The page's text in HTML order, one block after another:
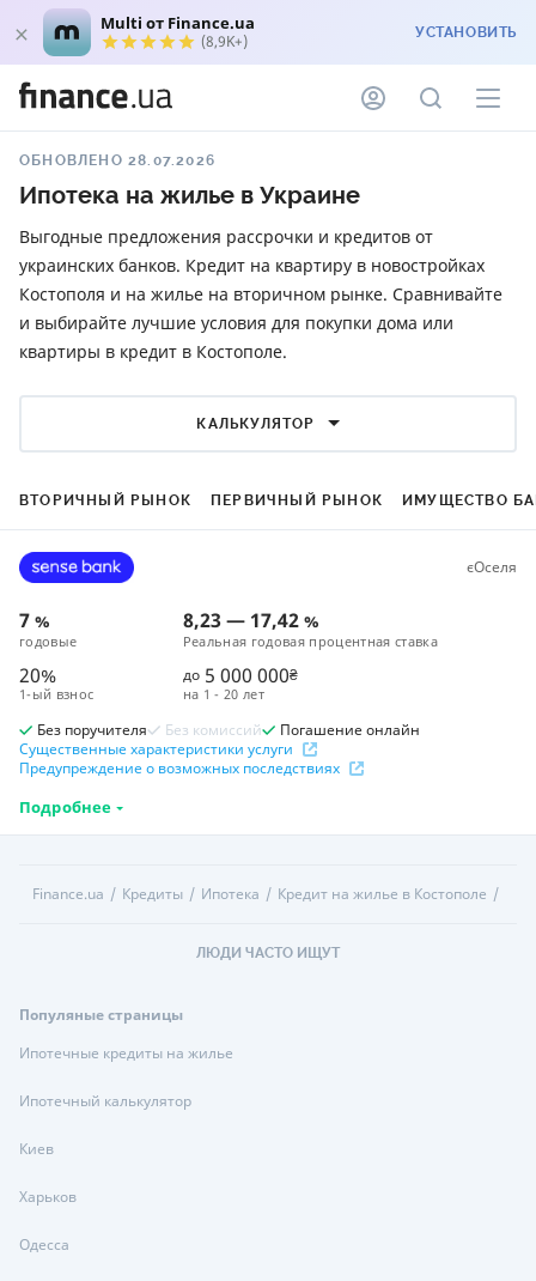
Multi от Finance.ua
(8,9K+) УСТАНОВИТЬ
ОБНОВЛЕНО 28.07.2026
Ипотека на жилье в Украине
Выгодные предложения рассрочки и кредитов от
украинских банков. Кредит на квартиру в новостройках
Костополя и на жилье на вторичном рынке. Сравнивайте
и выбирайте лучшие условия для покупки дома или
квартиры в кредит в Костополе.
КАЛЬКУЛЯТОР
ВТОРИЧНЫЙ РЫНОК ПЕРВИЧНЫЙ РЫНОК ИМУЩЕСТВО
єОселя
7 %
годовые
8,23— 17,42%
Реальная годовая процентная ставка
20%
1-ый взнос
до 5 000 000₴
на 1 - 20 лет
Без поручителя Без комиссий
Погашение онлайн
Существенные характеристики услуги
Предупреждение о возможных последствиях
Подробнее
Finance.ua Кредиты Ипотека Кредит на жилье в Костополе
ЛЮДИ ЧАСТО ИЩУТ
Популяные страницы
Ипотечные кредиты на жилье
Ипотечный калькулятор
Киев
Харьков
Одесса